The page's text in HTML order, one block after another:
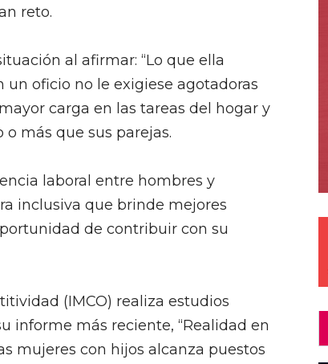
reto.
al afirmar: “Lo que ella
oficio no le exigiese agotadoras
carga en las tareas del hogar y
más que sus parejas.
laboral entre hombres y
inclusiva que brinde mejores
de contribuir con su
(IMCO) realiza estudios
informe más reciente, “Realidad en
mujeres con hijos alcanza puestos